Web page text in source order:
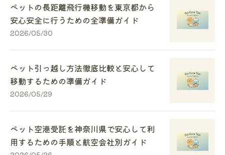
ペットの長距離飛行機移動を東京都から
安心安全に行うための全準備ガイド
2026/05/30
ペット引っ越し方法徹底比較と安心して
移動するための準備ガイド
2026/05/29
ペット空港受託を神奈川県で安心して利
用するための手順と航空会社別ガイド